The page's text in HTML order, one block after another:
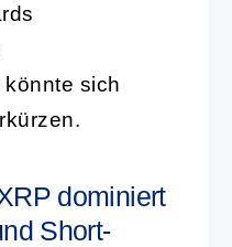
sich
dominiert
Short-